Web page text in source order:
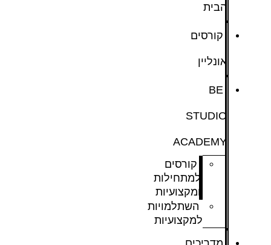
הבית
קורסים
אונליין
BE
STUDIO
ACADEMY
קורסים
למתחילות
ומקצועיות
השתלמויות
למקצועיות